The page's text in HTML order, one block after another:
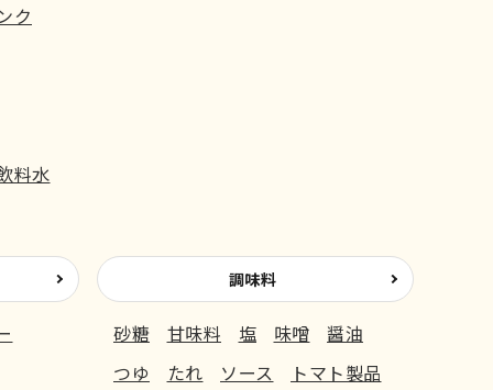
ク
料水
調味料
砂糖 甘味料 塩 味噌
醤油
つゆ
たれ ソース
トマト製品